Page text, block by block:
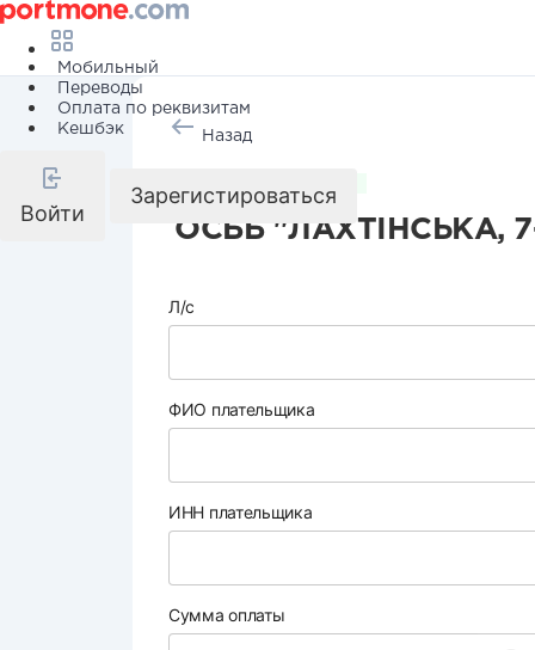
Мобильный
Переводы
Оплата по реквизитам
Кешбэк
Войти
Зарегистироваться
Назад
ОСББ "ЛАХТІНСЬКА,
Л/с
ФИО плательщика
ИНН плательщика
Сумма оплаты